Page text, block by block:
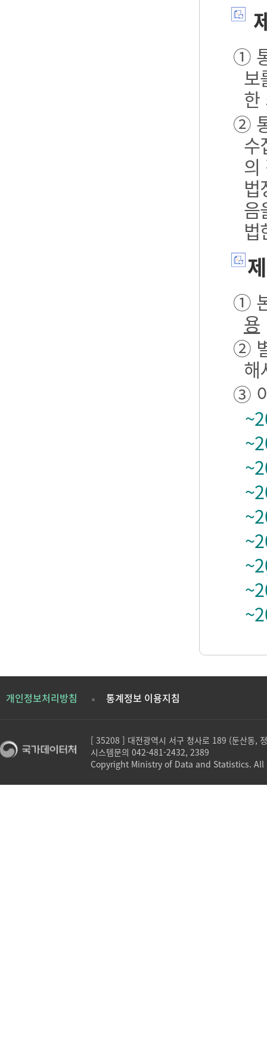
①
보
한
②
수
의
음
①
용
②
해
③
개인정보처리방침 통계정보 이용지침
[ 35208 ] 대전광역시 서구 청사로 189 (둔산동,
시스템문의 042-481-2432, 2389
Copyright Ministry of Data and Statistics.